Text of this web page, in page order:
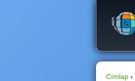
Címlap ›